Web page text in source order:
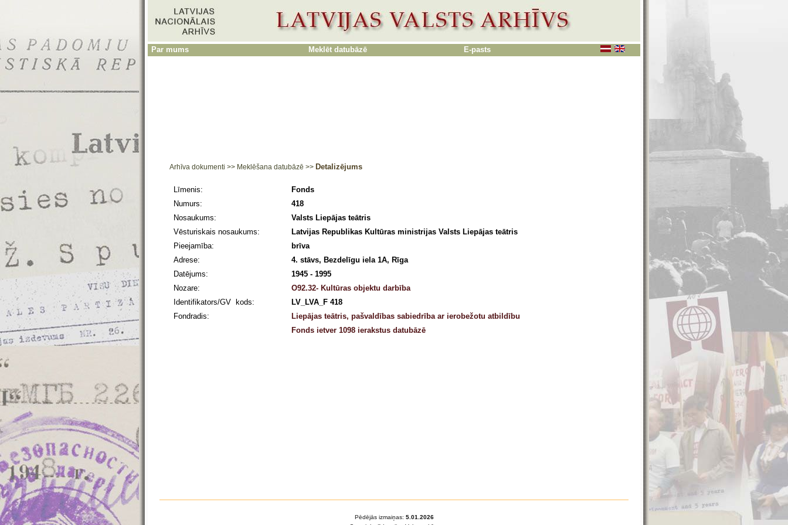
Par mums Meklēt datubāzē E-pasts
Arhīva dokumenti >> Meklēšana datubāzē >> Detalizējums
Līmenis:
Fonds
Numurs:
418
Nosaukums:
Valsts Liepājas teātris
Vēsturiskais nosaukums:
Latvijas Republikas Kultūras ministrijas Valsts Liepājas teātris
Pieejamība:
brīva
Adrese:
4. stāvs, Bezdelīgu iela 1A, Rīga
Datējums:
1945 - 1995
Nozare:
O92.32- Kultūras objektu darbība
Identifikators/GV kods:
LV_LVA_F 418
Fondradis:
Liepājas teātris, pašvaldības sabiedrība ar ierobežotu atbildību
Fonds ietver 1098 ierakstus datubāzē
Pēdējās izmaiņas: 5.01.2026